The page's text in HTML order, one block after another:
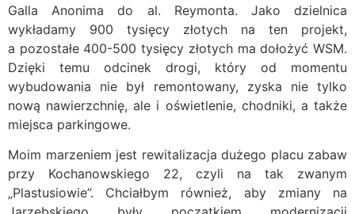
Galla Anonima do al. Reymonta. Jako dzielnica
wykładamy 900 tysięcy złotych na ten projekt,
a pozostałe 400-500 tysięcy złotych ma dołożyć WSM.
Dzięki temu odcinek drogi, który od momentu
wybudowania nie był remontowany, zyska nie tylko
nową nawierzchnię, ale i oświetlenie, chodniki, a także
miejsca parkingowe.
Moim marzeniem jest rewitalizacja dużego placu zabaw
przy Kochanowskiego 22, czyli na tak zwanym
„Plastusiowie”. Chciałbym również, aby zmiany na